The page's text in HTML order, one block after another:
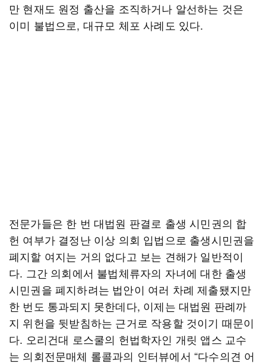
만 현재도 원정 출산을 조직하거나 알선하는 것은
이미 불법으로, 대규모 체포 사례도 있다.
전문가들은 한 번 대법원 판결로 출생 시민권의 합
헌 여부가 결정난 이상 의회 입법으로 출생시민권을
폐지할 여지는 거의 없다고 보는 견해가 일반적이
다. 그간 의회에서 불법체류자의 자녀에 대한 출생
시민권을 폐지하려는 법안이 여러 차례 제출됐지만
한 번도 통과되지 못한데다, 이제는 대법원 판례까
지 위헌을 뒷받침하는 근거로 작용할 것이기 때문이
다. 오리건대 로스쿨의 헌법학자인 개릿 앱스 교수
는 의회전문매체 롤콜과의 인터뷰에서 “다수의견 어